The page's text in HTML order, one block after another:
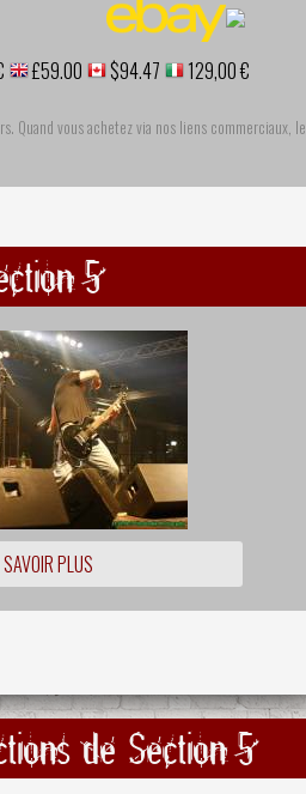
£59.00 $94.47
129,00 €
Quand vous achetez via nos liens commerciaux, le
5
PLUS
de Section 5